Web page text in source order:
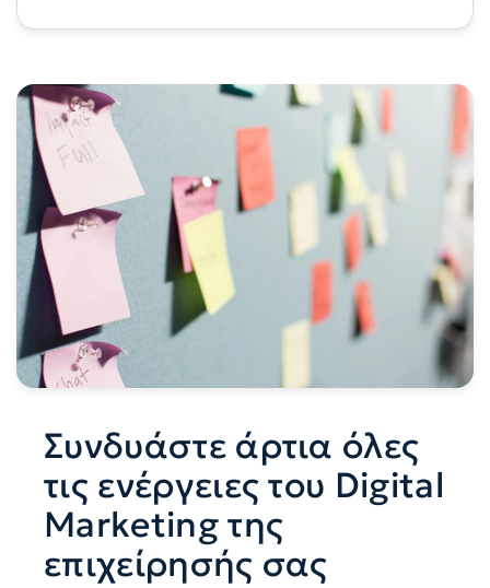
Συνδυάστε άρτια όλες
τις ενέργειες του Digital
Marketing της
επιχείρησής σας